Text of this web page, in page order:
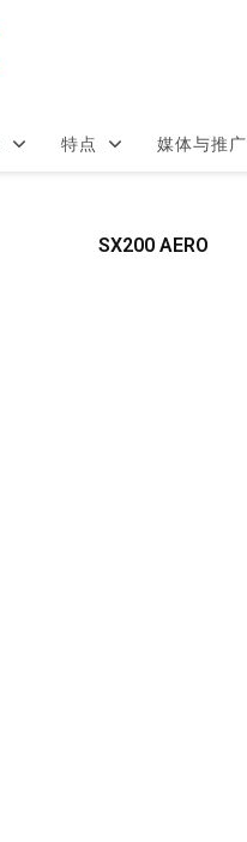
特点 媒体与推广
SX200 AERO